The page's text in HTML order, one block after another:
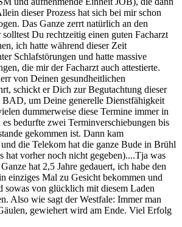
dieser Prozess hat sich bei mir schon
Das Ganze zerrt natürlich an den
Du rechtzeitig einen guten Facharzt
ich hatte während dieser Zeit
Schlafstörungen und hatte massive
die mir der Facharzt auch attestierte.
von Deinen gesundheitlichen
schickt er Dich zur Begutachtung dieser
BAD, um Deine generelle Dienstfähigkeit
dummerweise diese Termine immer in
bedurfte zwei Terminverschiebungen bis
gekommen ist. Dann kam
die Telekom hat die ganze Bude in Brühl
hat vorher noch nicht gegeben)....Tja was
hat 2,5 Jahre gedauert, ich habe den
einziges Mal zu Gesicht bekommen und
sowas von glücklich mit diesem Laden
Also wie sagt der Westfale: Immer man
gewiehert wird am Ende. Viel Erfolg